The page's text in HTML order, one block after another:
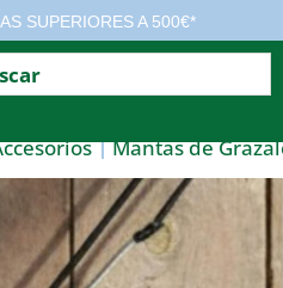
SUPERIORES A 500€*
Mantas de